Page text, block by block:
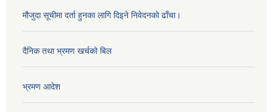
मौजुदा सूचीमा दर्ता हुनका लागि दिइने निवेदनको ढाँचा।
दैनिक तथा भ्रमण खर्चको बिल
भ्रमण आदेश